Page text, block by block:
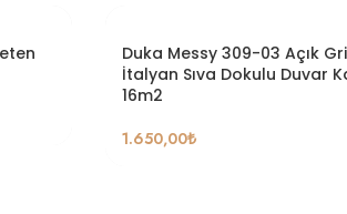
Duka Messy 309-03 Açık Gri
İtalyan Sıva Dokulu Duvar
16m2
1.650,00₺